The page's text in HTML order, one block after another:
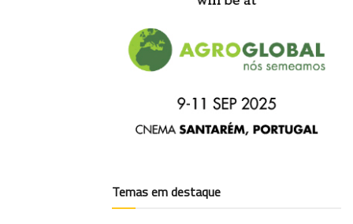
Temas em destaque